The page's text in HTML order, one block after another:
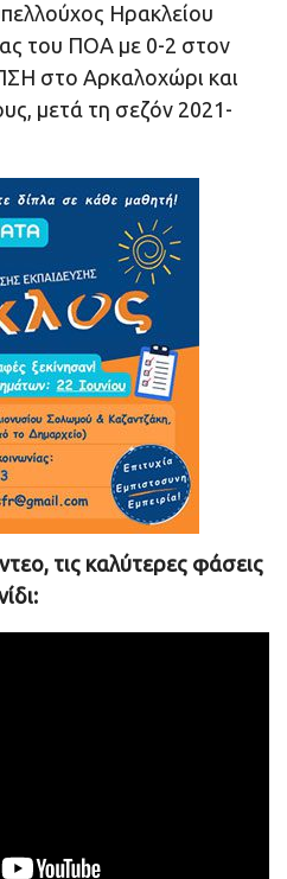
Ηρακλείου
του ΠΟΑ με 0-2 στον
στο Αρκαλοχώρι και
μετά τη σεζόν 2021-
τις καλύτερες φάσεις